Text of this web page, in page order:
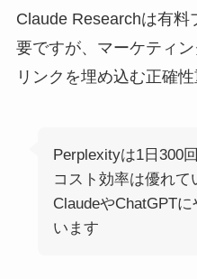
Claude Researchは有
要ですが、マーケティ
リンクを埋め込む正確性
Perplexityは1日300
コスト効率は優れ
ClaudeやChatGPT
います